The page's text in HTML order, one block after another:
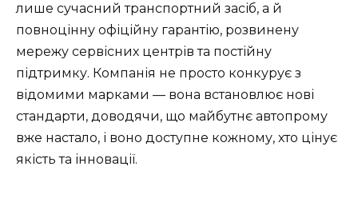
лише сучасний транспортний засіб, а й
повноцінну офіційну гарантію, розвинену
мережу сервісних центрів та постійну
підтримку. Компанія не просто конкурує з
відомими марками — вона встановлює нові
стандарти, доводячи, що майбутнє автопрому
вже настало, і воно доступне кожному, хто цінує
якість та інновації.